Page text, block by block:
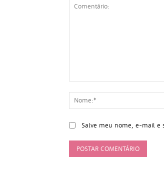
Salve meu nome, e-mail e